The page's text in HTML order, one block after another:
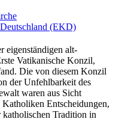
(EKD)
eigenständigen alt-
Vatikanische Konzil,
Die von diesem Konzil
der Unfehlbarkeit des
waren aus Sicht
Entscheidungen,
Tradition in